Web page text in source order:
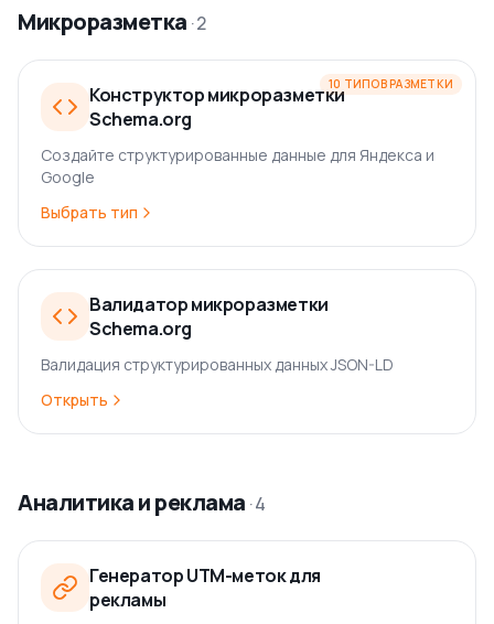
Микроразметка ·2
10 ТИПОВРАЗМЕТКИ
Конструктор микроразметки
Schema.org
Создайте структурированные данные для Яндекса и
Google
Выбрать тип
Валидатор микроразметки
Schema.org
Валидация структурированных данных JSON-LD
Открыть
Аналитика и реклама ·4
Генератор UTM-меток для
рекламы